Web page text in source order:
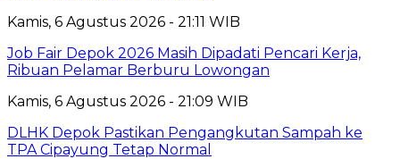
Kamis, 6 Agustus 2026 - 21:11 WIB
Job Fair Depok 2026 Masih Dipadati Pencari Kerja,
Ribuan Pelamar Berburu Lowongan
Kamis, 6 Agustus 2026 - 21:09 WIB
DLHK Depok Pastikan Pengangkutan Sampah ke
TPA Cipayung Tetap Normal